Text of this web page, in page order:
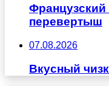
Французский
перевертыш
07.08.2026
Вкусный